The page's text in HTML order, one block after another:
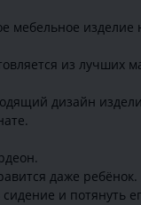
мебельное изделие
из лучших
дизайн
даже ребёнок.
и потянуть